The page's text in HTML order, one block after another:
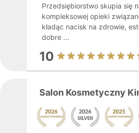
Przedsiębiorstwo skupia się
kompleksowej opieki
kładąc nacisk na zdrowie,
dobre ...
10
Salon Kosmetyczny